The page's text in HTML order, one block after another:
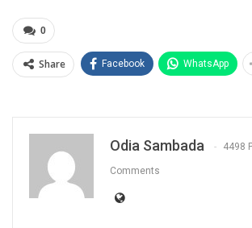
0
Share Facebook WhatsApp
Odia Sambada 4498
Comments